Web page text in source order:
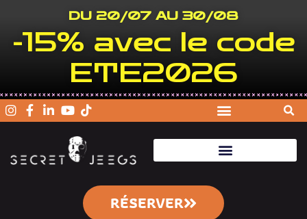
DU 20/07 AU 30/08
-15% avec le code
ETE2026
RÉSERVER